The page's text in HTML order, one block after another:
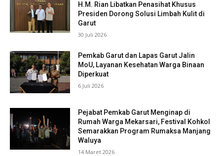
H.M. Rian Libatkan Penasihat Khusus
Presiden Dorong Solusi Limbah Kulit di
Garut
30 Juli 2026
Pemkab Garut dan Lapas Garut Jalin
MoU, Layanan Kesehatan Warga Binaan
Diperkuat
6 Juli 2026
Pejabat Pemkab Garut Menginap di
Rumah Warga Mekarsari, Festival Kohkol
Semarakkan Program Rumaksa Manjang
Waluya
14 Maret 2026